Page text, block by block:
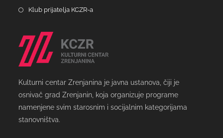
Klub prijatelja KCZR-a
Kulturni centar Zrenjanina je javna ustanova, čiji je
osnivač grad Zrenjanin, koja organizuje programe
namenjene svim starosnim i socijalnim kategorijama
stanovništva.